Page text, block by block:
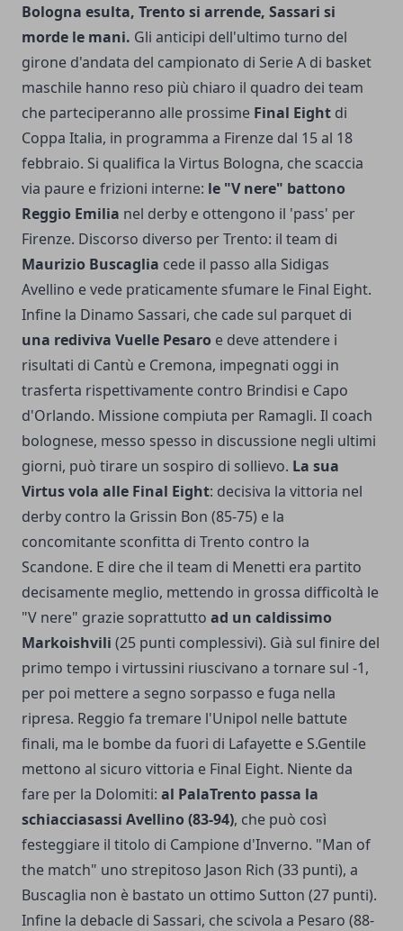
Bologna esulta, Trento si arrende, Sassari si
morde le mani. Gli anticipi dell'ultimo turno del
girone d'andata del campionato di Serie A di basket
maschile hanno reso più chiaro il quadro dei team
che parteciperanno alle prossime Final Eight di
Coppa Italia, in programma a Firenze dal 15 al 18
febbraio. Si qualifica la Virtus Bologna, che scaccia
via paure e frizioni interne: le "V nere" battono
Reggio Emilia nel derby e ottengono il 'pass' per
Firenze. Discorso diverso per Trento: il team di
Maurizio Buscaglia cede il passo alla Sidigas
Avellino e vede praticamente sfumare le Final Eight.
Infine la Dinamo Sassari, che cade sul parquet di
una rediviva Vuelle Pesaro e deve attendere i
risultati di Cantù e Cremona, impegnati oggi in
trasferta rispettivamente contro Brindisi e Capo
d'Orlando. Missione compiuta per Ramagli. Il coach
bolognese, messo spesso in discussione negli ultimi
giorni, può tirare un sospiro di sollievo. La sua
Virtus vola alle Final Eight: decisiva la vittoria nel
derby contro la Grissin Bon (85-75) e la
concomitante sconfitta di Trento contro la
Scandone. E dire che il team di Menetti era partito
decisamente meglio, mettendo in grossa difficoltà le
"V nere" grazie soprattutto ad un caldissimo
Markoishvili (25 punti complessivi). Già sul finire del
primo tempo i virtussini riuscivano a tornare sul -1,
per poi mettere a segno sorpasso e fuga nella
ripresa. Reggio fa tremare l'Unipol nelle battute
finali, ma le bombe da fuori di Lafayette e S.Gentile
mettono al sicuro vittoria e Final Eight. Niente da
fare per la Dolomiti: al PalaTrento passa la
schiacciasassi Avellino (83-94), che può così
festeggiare il titolo di Campione d'Inverno. "Man of
the match" uno strepitoso Jason Rich (33 punti), a
Buscaglia non è bastato un ottimo Sutton (27 punti).
Infine la debacle di Sassari, che scivola a Pesaro (88-